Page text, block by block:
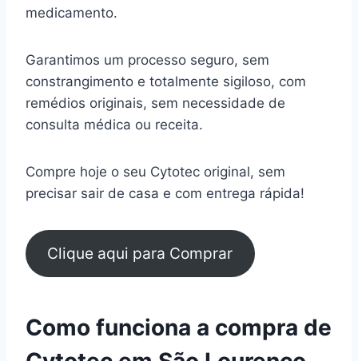
medicamento.
Garantimos um processo seguro, sem
constrangimento e totalmente sigiloso, com
remédios originais, sem necessidade de
consulta médica ou receita.
Compre hoje o seu Cytotec original, sem
precisar sair de casa e com entrega rápida!
Clique aqui para Comprar
Como funciona a compra de